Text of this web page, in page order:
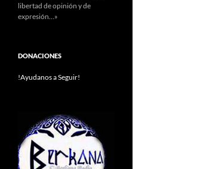
libertad de opinión y de
expresión…»
DONACIONES
!Ayudanos a Seguir!